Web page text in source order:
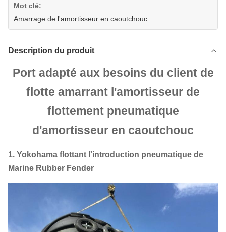
Mot clé:
Amarrage de l'amortisseur en caoutchouc
Description du produit
Port adapté aux besoins du client de
flotte amarrant l'amortisseur de
flottement pneumatique
d'amortisseur en caoutchouc
1. Yokohama flottant l'introduction pneumatique de
Marine Rubber Fender